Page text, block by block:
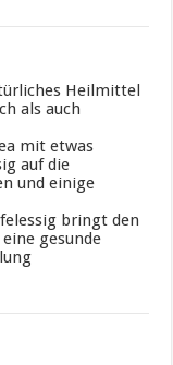
Heilmittel
als auch
mit etwas
auf die
und einige
bringt den
gesunde